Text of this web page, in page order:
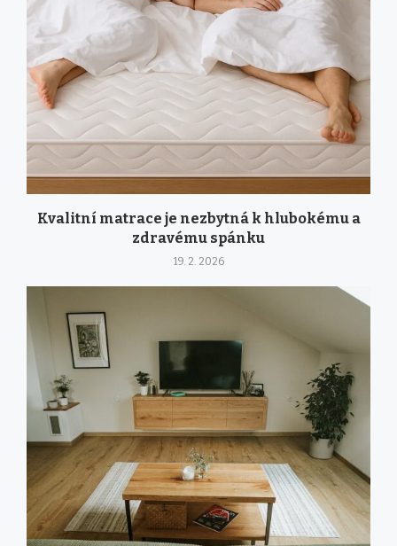
Kvalitní matrace je nezbytná k hlubokému a
zdravému spánku
19. 2. 2026